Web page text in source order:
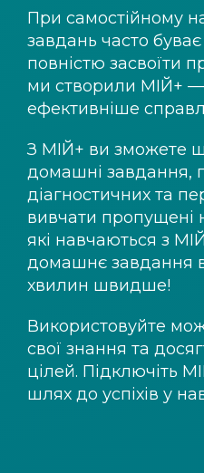
При самостійному
завдань часто
повністю засвоїти
ми створили МІЙ+ —
ефективніше
З МІЙ+ ви зможете
домашні завдання,
діагностичних та
вивчати пропущені
які навчаються з
домашнє завдання
хвилин швидше!
Використовуйте
свої знання та
цілей. Підключіть
шлях до успіхів у